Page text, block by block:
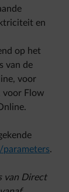
en
op het
van de
voor
voor Flow
.
van Direct